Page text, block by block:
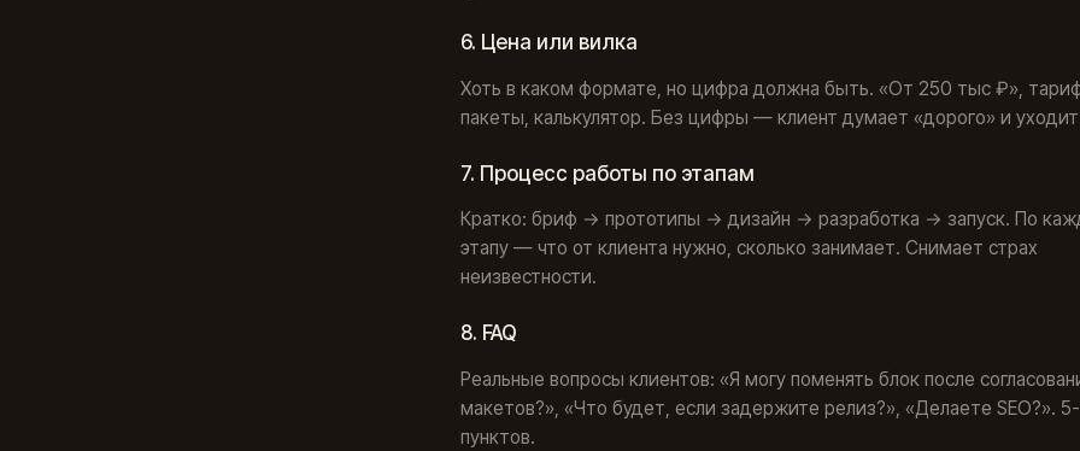
6. Цена или вилка
Хоть в каком формате, но цифра должна быть. «От 250 тыс ₽»,
пакеты, калькулятор. Без цифры — клиент думает «дорого» и
7. Процесс работы по этапам
Кратко: бриф → прототипы → дизайн → разработка → запуск. По
этапу — что от клиента нужно, сколько занимает. Снимает страх
неизвестности.
8. FAQ
Реальные вопросы клиентов: «Я могу поменять блок после
макетов?», «Что будет, если задержите релиз?», «Делаете SEO?».
пунктов.